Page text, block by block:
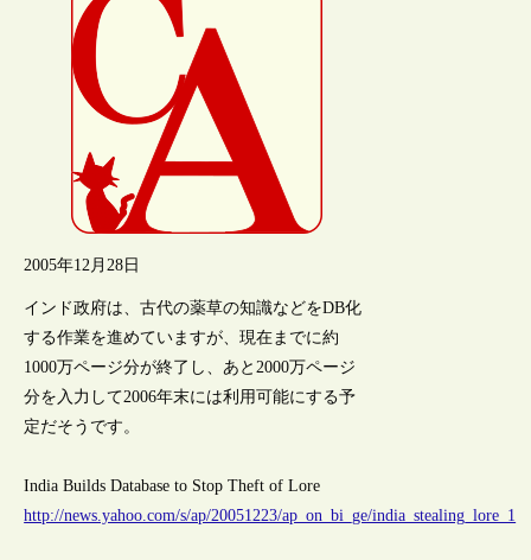
2005年12月28日
インド政府は、古代の薬草の知識などをDB化
する作業を進めていますが、現在までに約
1000万ページ分が終了し、あと2000万ページ
分を入力して2006年末には利用可能にする予
定だそうです。
India Builds Database to Stop Theft of Lore
http://news.yahoo.com/s/ap/20051223/ap_on_bi_ge/india_stealing_lore_1